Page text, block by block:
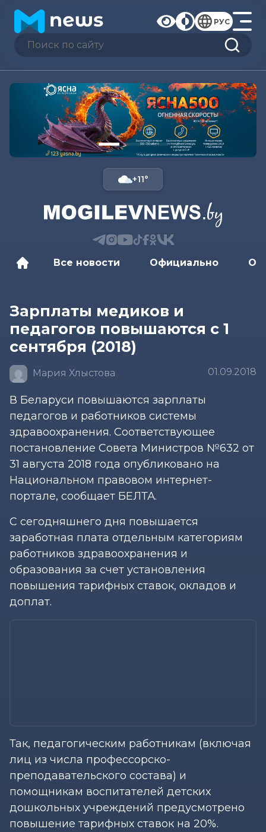
РУС
+11°
Все новости Официально
Зарплаты медиков и
педагогов повышаются с 1
сентября (2018)
Мария Хлыстова 01.09.2018
В Беларуси повышаются зарплаты
педагогов и работников системы
здравоохранения. Соответствующее
постановление Совета Министров №632 от
31 августа 2018 года опубликовано на
Национальном правовом интернет-
портале, сообщает БЕЛТА.
С сегодняшнего дня повышается
заработная плата отдельным категориям
работников здравоохранения и
образования за счет установления
повышения тарифных ставок, окладов и
доплат.
Так, педагогическим работникам (включая
лиц из числа профессорско-
преподавательского состава) и
помощникам воспитателей детских
дошкольных учреждений предусмотрено
повышение тарифных ставок на 20%.